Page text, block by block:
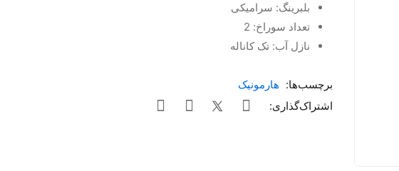
بلبرینگ: سرامیکی
تعداد سوراخ: 2
نازل آب: تک کاناله
برچسب‌ها: هارمونیک
اشتراک‌گذاری: